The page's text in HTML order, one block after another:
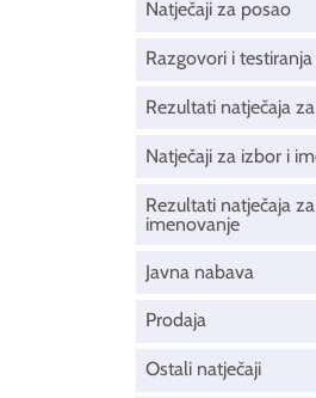
Natječaji za posao
Razgovori i
Rezultati natječaja
Natječaji za izbor i
Rezultati natječaja
imenovanje
Javna nabava
Prodaja
Ostali natječaji